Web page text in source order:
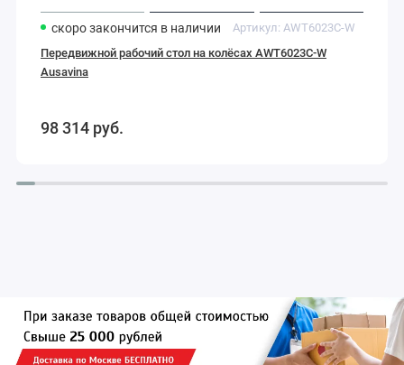
скоро закончится в наличии Артикул:AWT6023C-W
Передвижной рабочий стол на колёсах AWT6023C-W
Ausavina
98 314 руб.